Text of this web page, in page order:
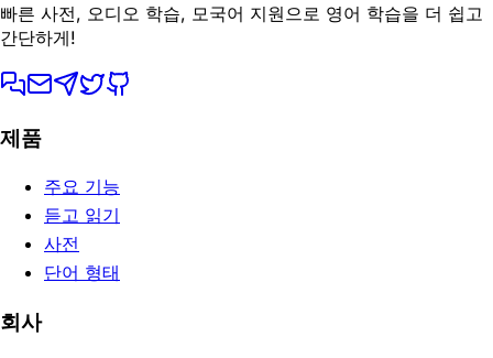
빠른 사전, 오디오 학습, 모국어 지원으로 영어 학습을 더 쉽고
간단하게!
제품
주요 기능
듣고 읽기
사전
단어 형태
회사